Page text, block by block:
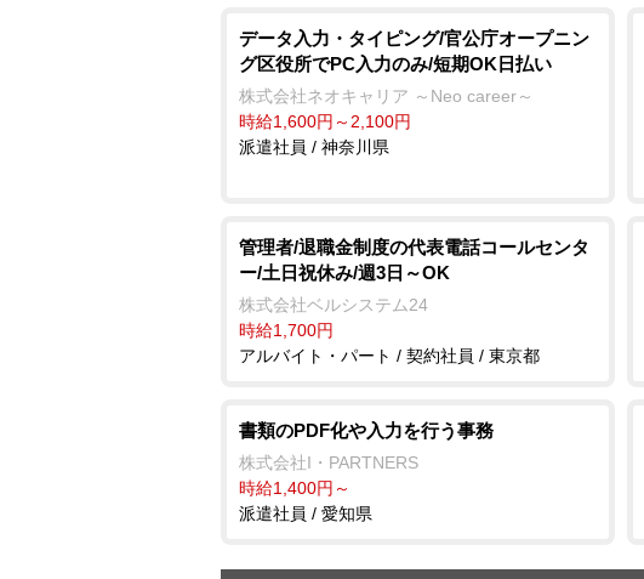
データ入力・タイピング/官公庁オープニン
グ区役所でPC入力のみ/短期OK日払い
株式会社ネオキャリア ～Neo career～
時給1,600円～2,100円
派遣社員 / 神奈川県
管理者/退職金制度の代表電話コールセンタ
ー/土日祝休み/週3日～OK
株式会社ベルシステム24
時給1,700円
アルバイト・パート / 契約社員 / 東京都
書類のPDF化や入力を行う事務
株式会社I・PARTNERS
時給1,400円～
派遣社員 / 愛知県